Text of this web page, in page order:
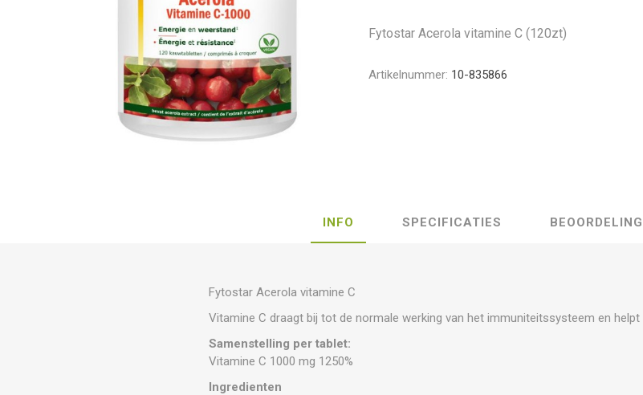
Fytostar Acerola vitamine C (120zt)
Artikelnummer: 10-835866
INFO SPECIFICATIES BEOORDELING
Fytostar Acerola vitamine C
Vitamine C draagt bij tot de normale werking van het immuniteitssysteem en helpt
Samenstelling per tablet:
Vitamine C 1000 mg 1250%
Ingredienten